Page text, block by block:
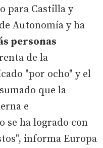
para Castilla y
Autonomía y ha
personas
de la
"por ocho" y el
que la
e
se ha logrado con
informa Europa